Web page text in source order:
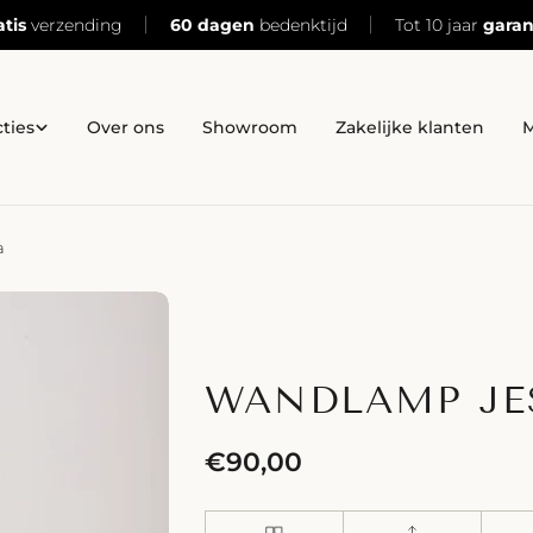
verzending 60 dagen bedenktijd Tot 10 jaar
Over ons Showroom Zakelijke klanten
WANDLAMP
Normale
€90,00